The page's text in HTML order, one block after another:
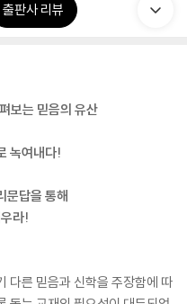
출판사 리뷰
보는 믿음의 유산
녹여내다!
문답을 통해
라!
다른 믿음과 신학을 주장함에 따